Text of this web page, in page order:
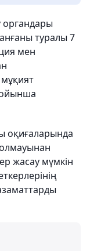
органдары
туралы 7
мен
оқиғаларында
жасау мүмкін